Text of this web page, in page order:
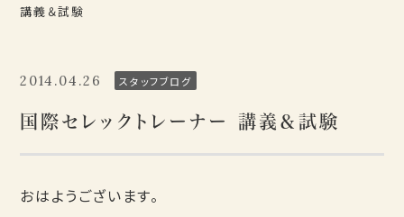
講義＆試験
2014.04.26 スタッフブログ
国際セレックトレーナー 講義＆試験
おはようございます。